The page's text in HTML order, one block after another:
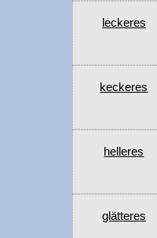
leckeres
keckeres
helleres
glätteres